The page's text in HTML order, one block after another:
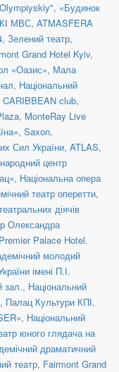
, «Будинок
МВС, ATMASFERA
, Зелений театр,
Grand Hotel Kyiv,
«Оазис», Мала
, Національний
CARIBBEAN club,
, MonteRay Live
, Saxon,
Сил України, ATLAS,
центр
, Національна опера
театр оперетти,
діячів
Олександра
Premier Palace Hotel.
молодий
імені П.І.
зал., Національний
, Палац Культури КПІ,
, Національний
юного глядача на
драматичний
театр, Fairmont Grand